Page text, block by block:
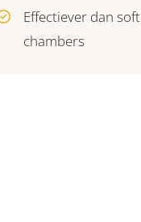
Effectiever dan soft
chambers